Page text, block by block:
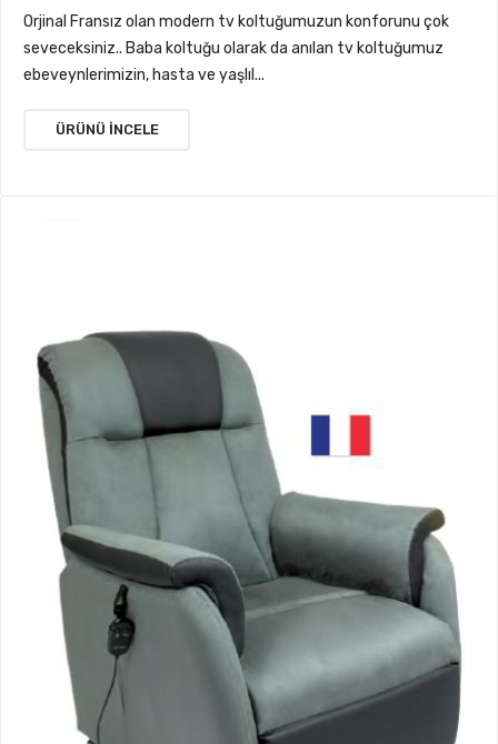
Orjinal Fransız olan modern tv koltuğumuzun konforunu çok
seveceksiniz.. Baba koltuğu olarak da anılan tv koltuğumuz
ebeveynlerimizin, hasta ve yaşlıl...
ÜRÜNÜ İNCELE